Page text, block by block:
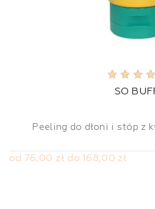
SO
Peeling do dłoni i stóp z
od 76,00 zł do 168,00 zł